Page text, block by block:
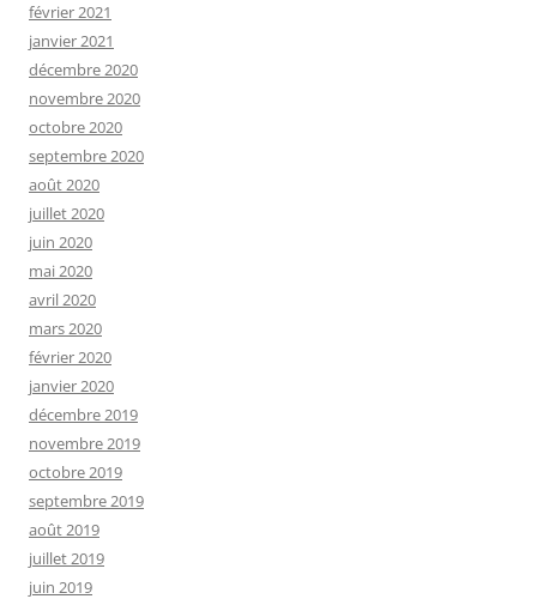
février 2021
janvier 2021
décembre 2020
novembre 2020
octobre 2020
septembre 2020
août 2020
juillet 2020
juin 2020
mai 2020
avril 2020
mars 2020
février 2020
janvier 2020
décembre 2019
novembre 2019
octobre 2019
septembre 2019
août 2019
juillet 2019
juin 2019